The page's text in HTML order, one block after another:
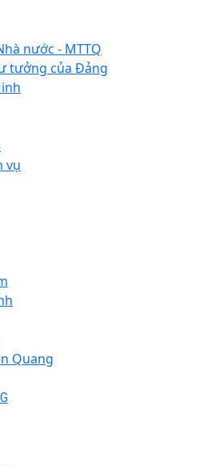
nước - MTTQ
tưởng của Đảng
vụ
Quang